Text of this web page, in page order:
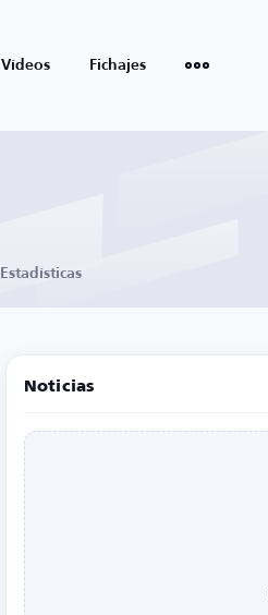
Vídeos Fichajes
Estadísticas
Noticias